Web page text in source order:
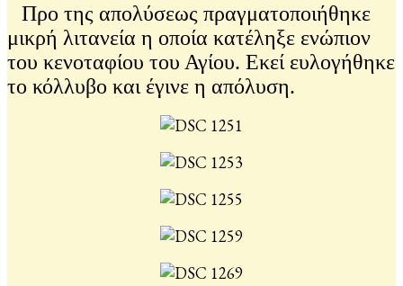
Προ της απολύσεως πραγματοποιήθηκε
μικρή λιτανεία η οποία κατέληξε ενώπιον
του κενοταφίου του Αγίου. Εκεί ευλογήθηκε
το κόλλυβο και έγινε η απόλυση.